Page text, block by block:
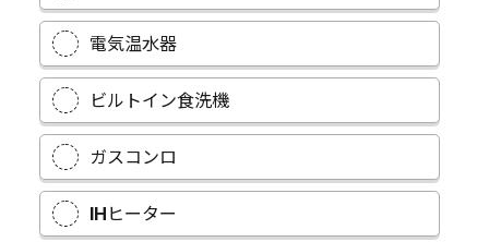
電気温水器
ビルトイン食洗機
ガスコンロ
IHヒーター